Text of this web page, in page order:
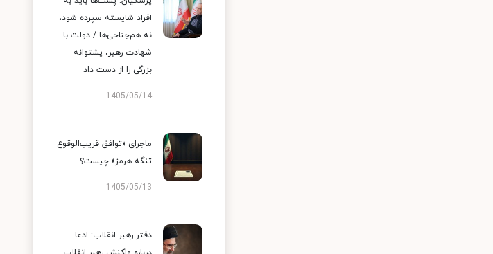
افراد شایسته سپرده شود،
نه هم‌جناحی‌ها / دولت با
شهادت رهبر، پشتوانه
بزرگی را از دست داد
1405/05/14
ماجرای «توافق قریب‌الوقوع
تنگه هرمز» چیست؟
1405/05/13
دفتر رهبر انقلاب: ادعا